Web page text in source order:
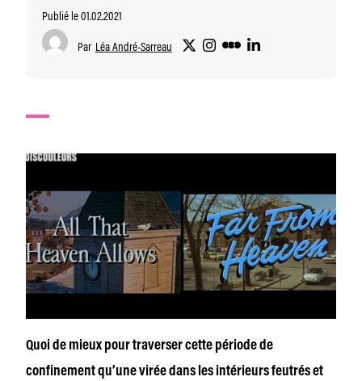
Publié le 01.02.2021
Par Léa André-Sarreau
Quoi de mieux pour traverser cette période de
confinement qu’une virée dans les intérieurs feutrés et